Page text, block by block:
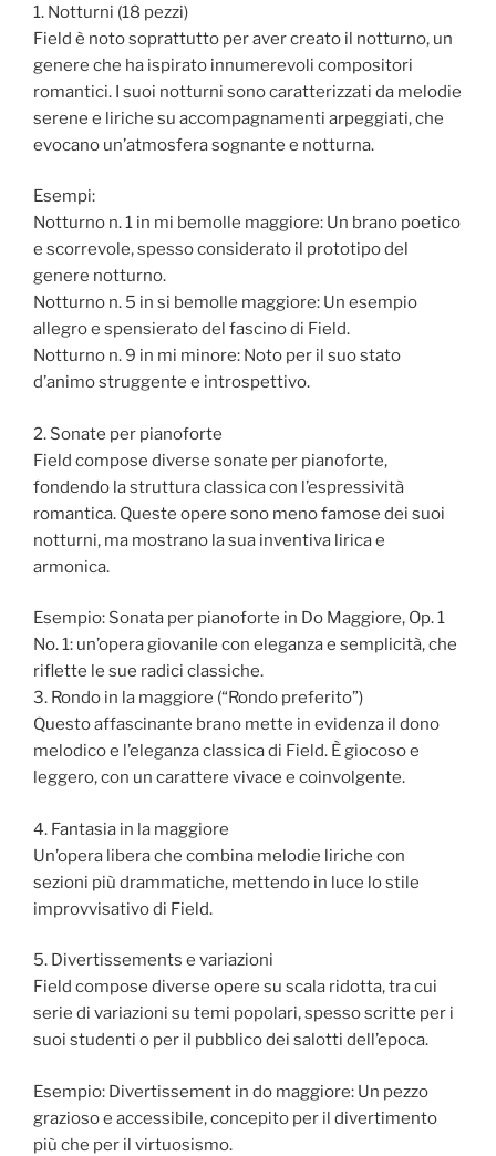
1. Notturni (18 pezzi)
Field è noto soprattutto per aver creato il notturno, un
genere che ha ispirato innumerevoli compositori
romantici. I suoi notturni sono caratterizzati da melodie
serene e liriche su accompagnamenti arpeggiati, che
evocano un’atmosfera sognante e notturna.
Esempi:
Notturno n. 1 in mi bemolle maggiore: Un brano poetico
e scorrevole, spesso considerato il prototipo del
genere notturno.
Notturno n. 5 in si bemolle maggiore: Un esempio
allegro e spensierato del fascino di Field.
Notturno n. 9 in mi minore: Noto per il suo stato
d’animo struggente e introspettivo.
2. Sonate per pianoforte
Field compose diverse sonate per pianoforte,
fondendo la struttura classica con l’espressività
romantica. Queste opere sono meno famose dei suoi
notturni, ma mostrano la sua inventiva lirica e
armonica.
Esempio: Sonata per pianoforte in Do Maggiore, Op. 1
No. 1: un’opera giovanile con eleganza e semplicità, che
riflette le sue radici classiche.
3. Rondo in la maggiore (“Rondo preferito”)
Questo affascinante brano mette in evidenza il dono
melodico e l’eleganza classica di Field. È giocoso e
leggero, con un carattere vivace e coinvolgente.
4. Fantasia in la maggiore
Un’opera libera che combina melodie liriche con
sezioni più drammatiche, mettendo in luce lo stile
improvvisativo di Field.
5. Divertissements e variazioni
Field compose diverse opere su scala ridotta, tra cui
serie di variazioni su temi popolari, spesso scritte per i
suoi studenti o per il pubblico dei salotti dell’epoca.
Esempio: Divertissement in do maggiore: Un pezzo
grazioso e accessibile, concepito per il divertimento
più che per il virtuosismo.